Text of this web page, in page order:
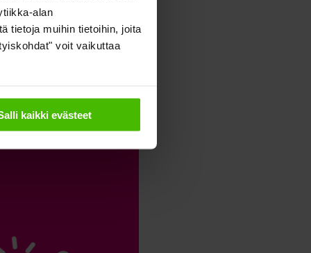
alan
tietoja muihin tietoihin, joita
voit vaikuttaa
kaikki evästeet